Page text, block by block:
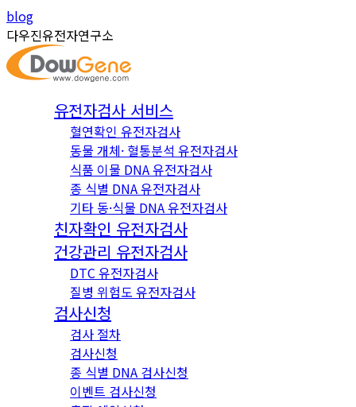
Skip
to
content
Instagram
page
opens
in
YouTube
page
opens
in
blog
다우진유전자연구소
유전자검사 서비스
혈연확인 유전자검사
동물 개체· 혈통분석 유전자검사
식품 이물 DNA 유전자검사
종 식별 DNA 유전자검사
기타 동·식물 DNA 유전자검사
친자확인 유전자검사
건강관리 유전자검사
DTC 유전자검사
질병 위험도 유전자검사
검사신청
검사 절차
검사신청
종 식별 DNA 검사신청
이벤트 검사신청